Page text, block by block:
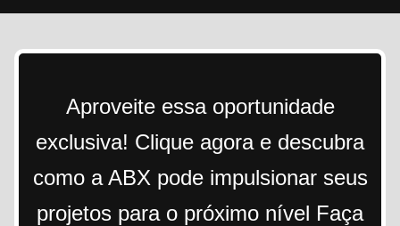
Aproveite essa oportunidade
exclusiva! Clique agora e descubra
como a ABX pode impulsionar seus
projetos para o próximo nível Faça